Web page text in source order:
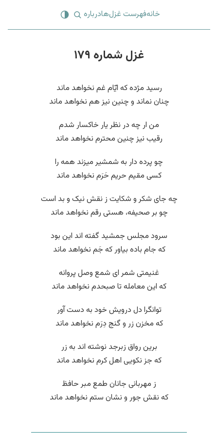
خانهفهرست غزل‌هادرباره
غزل شماره ۱۷۹
رسید مژده که ایّام غم نخواهد ماند
چنان نماند و چنین نیز هم نخواهد ماند
من ار چه در نظر یار خاکسار شدم
رقیب نیز چنین محترم نخواهد ماند
چو پرده دار به شمشیر میزند همه را
کسی مقیم حریم حَرَم نخواهد ماند
چه جای شکر و شکایت ز نقش نیک و بد است
چو بر صحیفه، هستی رقم نخواهد ماند
سرود مجلس جمشید گفته اند این بود
که جام باده بیاور که جَم نخواهد ماند
غنیمتی شمر ای شمع وصل پروانه
که این معامله تا صبحدم نخواهد ماند
توانگرا دل درویش خود به دست آور
که مخزن زر و گنج دِرَم نخواهد ماند
برین رواق زبرجد نوشته اند به زر
که جز نکویی اهل کرم نخواهد ماند
ز مهربانی جانان طمع مبر حافظ
که نقش جور و نشان ستم نخواهد ماند